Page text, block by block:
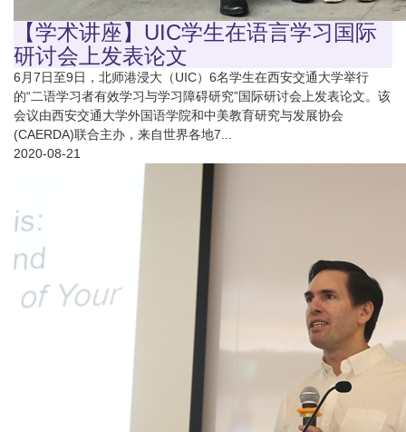
【学术讲座】UIC学生在语言学习国际
研讨会上发表论文
6月7日至9日，北师港浸大（UIC）6名学生在西安交通大学举行
的“二语学习者有效学习与学习障碍研究”国际研讨会上发表论文。该
会议由西安交通大学外国语学院和中美教育研究与发展协会
(CAERDA)联合主办，来自世界各地7...
2020-08-21